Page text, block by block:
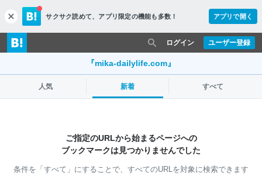
c
l
o
s
サクサク読めて、 アプリ限定の機能も多数！ アプリで開く
ユーザー登録
ログイン
『mika-dailylife.com』
人気 新着 すべて
ご指定のURLから始まるページへの
ブックマークは見つかりませんでした
条件を「すべて」にすることで、 すべてのURLを対象に検索できます